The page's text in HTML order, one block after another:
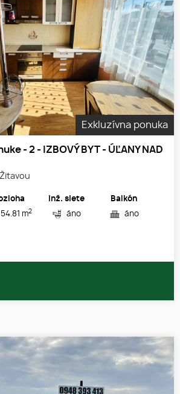
Exkluzívna ponuka
- 2 - IZBOVÝ BYT - ÚĽANY NAD
54.81 m2
Inž. siete
áno
Balkón
áno